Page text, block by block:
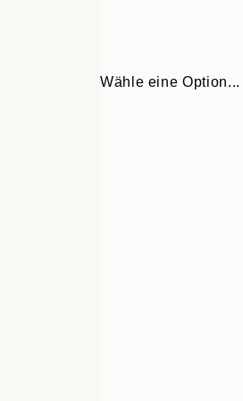
Wähle eine Option...